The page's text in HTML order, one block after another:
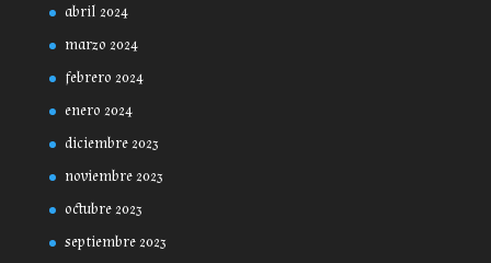
abril 2024
marzo 2024
febrero 2024
enero 2024
diciembre 2023
noviembre 2023
octubre 2023
septiembre 2023